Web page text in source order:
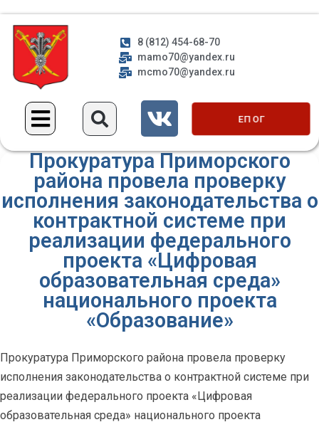
8 (812) 454-68-70
mamo70@yandex.ru
mcmo70@yandex.ru
ЕП ОГ
Прокуратура Приморского
района провела проверку
исполнения законодательства о
контрактной системе при
реализации федерального
проекта «Цифровая
образовательная среда»
национального проекта
«Образование»
Прокуратура Приморского района провела проверку
исполнения законодательства о контрактной системе при
реализации федерального проекта «Цифровая
образовательная среда» национального проекта